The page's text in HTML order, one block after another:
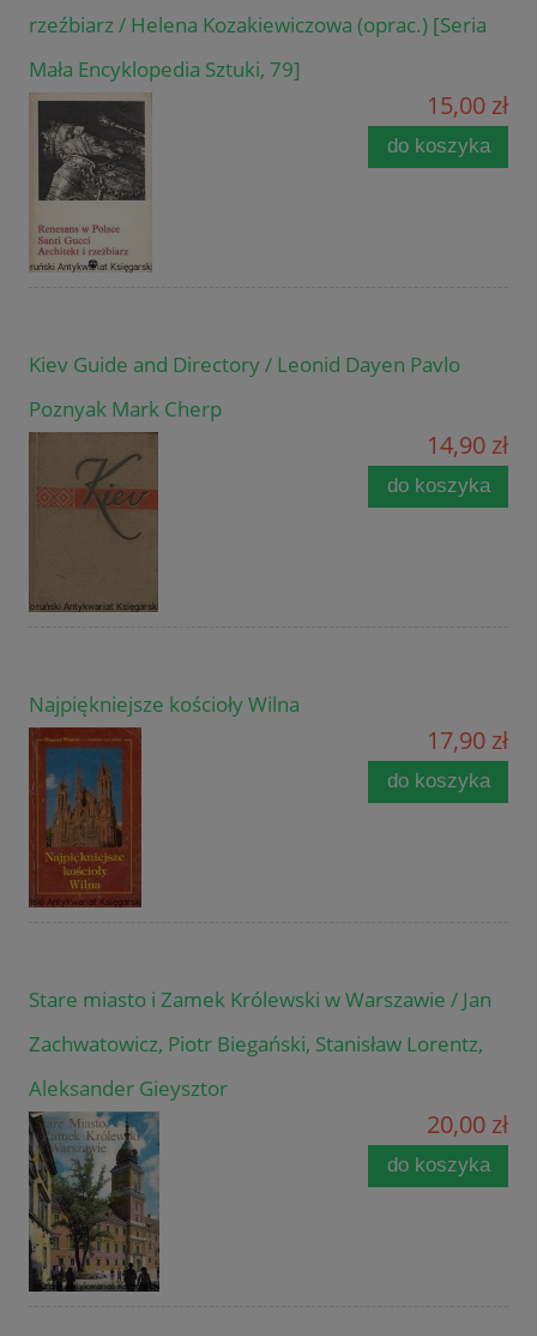
rzeźbiarz / Helena Kozakiewiczowa (oprac.) [Seria
Mała Encyklopedia Sztuki, 79]
15,00 zł
do koszyka
Kiev Guide and Directory / Leonid Dayen Pavlo
Poznyak Mark Cherp
14,90 zł
do koszyka
Najpiękniejsze kościoły Wilna
17,90 zł
do koszyka
Stare miasto i Zamek Królewski w Warszawie / Jan
Zachwatowicz, Piotr Biegański, Stanisław Lorentz,
Aleksander Gieysztor
20,00 zł
do koszyka